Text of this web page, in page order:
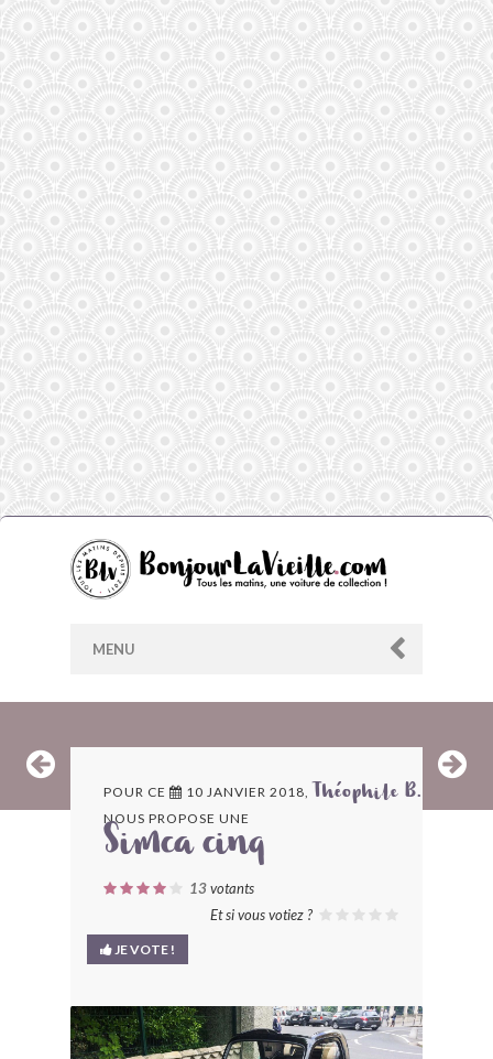
MENU
ARCHIVES
LES CONTRIBUTEURS
LE BLOG
BONJOURLAVIEILLE ?
POUR CE 10 JANVIER 2018, Théophile B.
NOUS PROPOSE UNE
Simca cinq
13votants
Et si vous votiez ?
JE VOTE !